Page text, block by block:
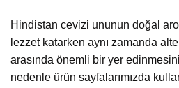
Hindistan cevizi ununun doğal
lezzet katarken aynı zamanda
arasında önemli bir yer
nedenle ürün sayfalarımızda